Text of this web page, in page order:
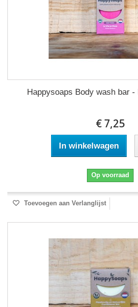
Happysoaps Body wash bar -
€ 7,25
In winkelwagen
Op voorraad
Toevoegen aan Verlanglijst